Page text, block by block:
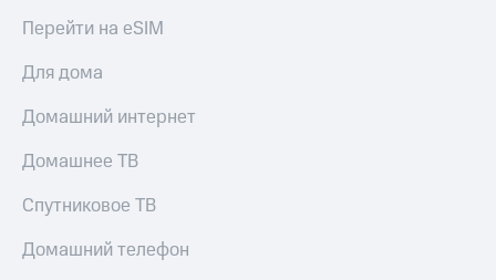
Перейти на eSIM
Для дома
Домашний интернет
Домашнее ТВ
Спутниковое ТВ
Домашний телефон